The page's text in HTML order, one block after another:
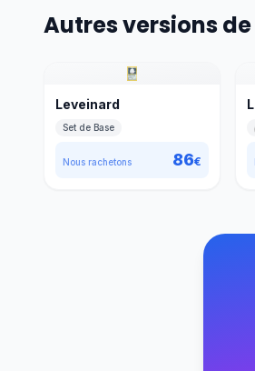
Autres versions
Leveinard
Set de Base
Nous rachetons 86€